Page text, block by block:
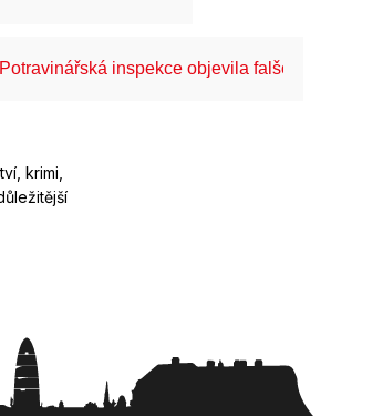
Potravinářská inspekce objevila falšované
krimi,